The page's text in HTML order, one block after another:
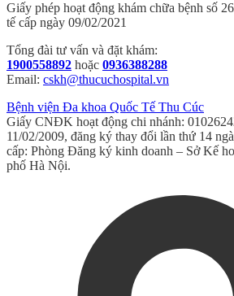
Giấy phép hoạt động khám chữa bệnh số
tế cấp ngày 09/02/2021
Tổng đài tư vấn và đặt khám:
1900558892 hoặc 0936388288
Email: cskh@thucuchospital.vn
Bệnh viện Đa khoa Quốc Tế Thu Cúc
Giấy CNĐK hoạt động chi nhánh:
11/02/2009, đăng ký thay đổi lần thứ 14
cấp: Phòng Đăng ký kinh doanh – Sở Kế
phố Hà Nội.